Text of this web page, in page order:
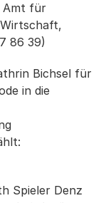
Amt für
86 39)
Bichsel für
in die
Spieler Denz